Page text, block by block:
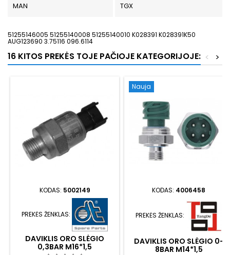
MAN TGX
51255146005 51255140008 51255140010 K028391 K028391K50
AUG123690 3.75116 096.6114
16 KITOS PREKĖS TOJE PAČIOJE KATEGORIJOJE: >
<
KODAS: 5002149
PREKĖS ŽENKLAS:
DAVIKLIS ORO SLĖGIO
0,3BAR M16*1,5
Nauja
KODAS: 4006458
PREKĖS ŽENKLAS:
DAVIKLIS ORO SLĖGIO 0-
8BAR M14*1,5